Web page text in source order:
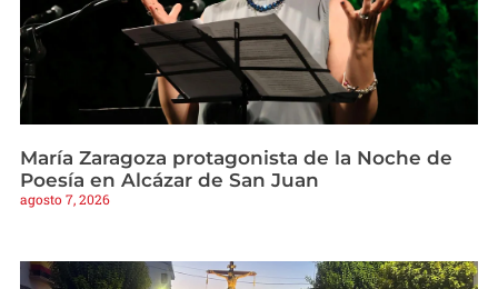
María Zaragoza protagonista de la Noche de
Poesía en Alcázar de San Juan
agosto 7, 2026